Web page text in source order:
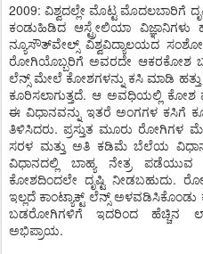
2009: ವಿಶ್ವದಲ್ಲೇ ಮೊಟ್ಟ ಮೊದಲಬಾರಿಗೆ
ಕಂಡುಹಿಡಿದ ಆಸ್ಟ್ರೇಲಿಯಾ
ನ್ಯೂಸೌತ್‌ವೇಲ್ಸ್ ವಿಶ್ವವಿದ್ಯಾಲಯದ
ರೋಗಿಯೊಬ್ಬರಿಗೆ ಅವರದೇ ಆಕರಕೋಶ
ಲೆನ್ಸ್ ಮೇಲೆ ಕೋಶಗಳನ್ನು ಕಸಿ ಮಾಡಿ
ಕೂರಿಸಲಾಗುತ್ತದೆ. ಆ ಅವಧಿಯಲ್ಲಿ ಕೋಶ
ಈ ವಿಧಾನವನ್ನು ಇತರೆ ಅಂಗಗಳ ಕಸಿಗೆ
ತಿಳಿಸಿದರು. ಪ್ರಸ್ತುತ ಮೂರು
ಸರಳ ಮತ್ತು ಅತಿ ಕಡಿಮೆ ಬೆಲೆಯ
ವಿಧಾನದಲ್ಲಿ ಬಾಹ್ಯ ನೇತ್ರ
ಕೋಶದಿಂದಲೇ ದೃಷ್ಟಿ ನೀಡಬಹುದು.
ಇಲ್ಲದೆ ಕಾಂಟ್ಯಾಕ್ಟ್ ಲೆನ್ಸ್
ಬಡರೋಗಿಗಳಿಗೆ ಇದರಿಂದ ಹೆಚ್ಚಿನ
ಅಭಿಪ್ರಾಯ.